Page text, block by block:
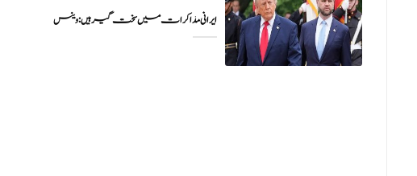
ایرانی مذاکرات میں سخت گیر ہیں: وینس